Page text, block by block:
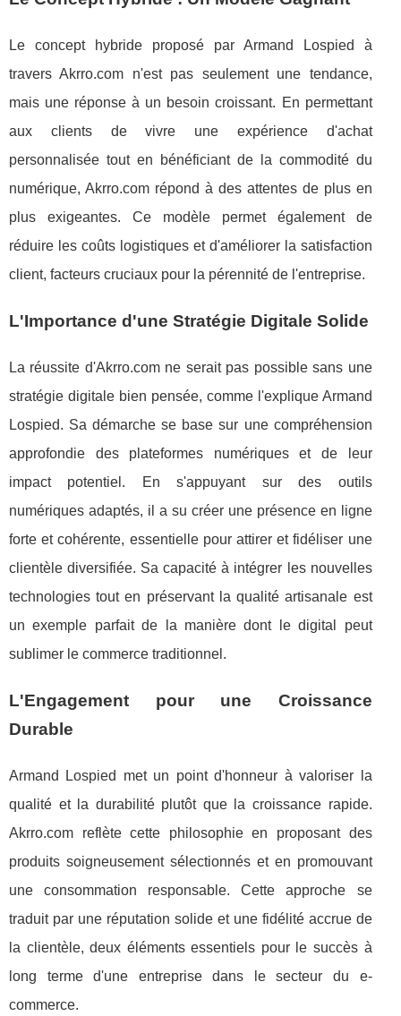
Le concept hybride proposé par Armand Lospied à
travers Akrro.com n'est pas seulement une tendance,
mais une réponse à un besoin croissant. En permettant
aux clients de vivre une expérience d'achat
personnalisée tout en bénéficiant de la commodité du
numérique, Akrro.com répond à des attentes de plus en
plus exigeantes. Ce modèle permet également de
réduire les coûts logistiques et d'améliorer la satisfaction
client, facteurs cruciaux pour la pérennité de l'entreprise.
L'Importance d'une Stratégie Digitale Solide
La réussite d'Akrro.com ne serait pas possible sans une
stratégie digitale bien pensée, comme l'explique Armand
Lospied. Sa démarche se base sur une compréhension
approfondie des plateformes numériques et de leur
impact potentiel. En s'appuyant sur des outils
numériques adaptés, il a su créer une présence en ligne
forte et cohérente, essentielle pour attirer et fidéliser une
clientèle diversifiée. Sa capacité à intégrer les nouvelles
technologies tout en préservant la qualité artisanale est
un exemple parfait de la manière dont le digital peut
sublimer le commerce traditionnel.
L'Engagement pour une Croissance
Durable
Armand Lospied met un point d'honneur à valoriser la
qualité et la durabilité plutôt que la croissance rapide.
Akrro.com reflète cette philosophie en proposant des
produits soigneusement sélectionnés et en promouvant
une consommation responsable. Cette approche se
traduit par une réputation solide et une fidélité accrue de
la clientèle, deux éléments essentiels pour le succès à
long terme d'une entreprise dans le secteur du e-
commerce.